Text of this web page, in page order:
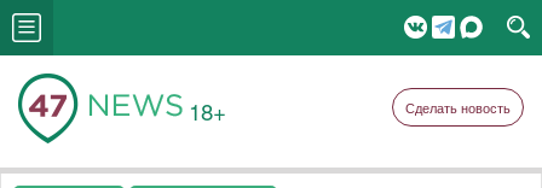
18+ Сделать новость